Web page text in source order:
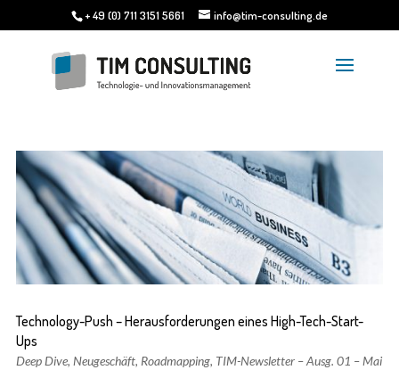
+ 49 (0) 711 3151 5661 info@tim-consulting.de
Technology-Push – Herausforderungen eines High-Tech-Start-
Ups
Deep Dive, Neugeschäft, Roadmapping, TIM-Newsletter – Ausg. 01 – Mai